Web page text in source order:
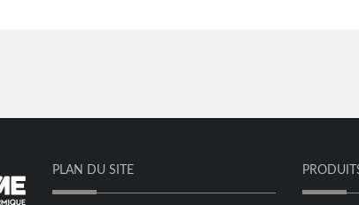
PLAN DU SITE